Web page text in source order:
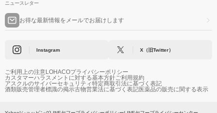
ニュースレター
お得な最新情報をメールでお届けします
Instagram X（旧Twitter）
ご利用上の注意LOHACOプライバシーポリシー
カスタマーハラスメントに対する基本方針ご利用規約
アスクルのサイバーセキュリティ特定商取引法に基づく表記
酒類販売管理者標識の掲示古物営業法に基づく表記医薬品の販売に関する表示